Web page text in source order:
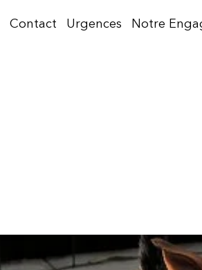
Contact Urgences Notre